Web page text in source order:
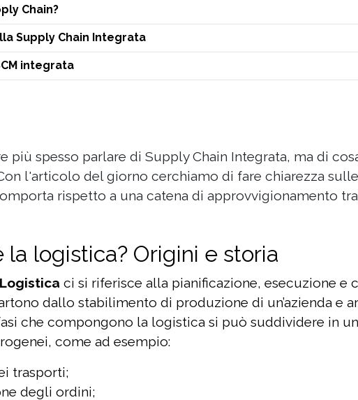
Chain?
Supply Chain Integrata
integrata
più spesso parlare di Supply Chain Integrata, ma di
l'articolo del giorno cerchiamo di fare chiarezza
rispetto a una catena di approvvigionamento
la logistica? Origini e storia
Logistica ci si riferisce alla pianificazione, esecuzione e
dallo stabilimento di produzione di un’azienda e
che compongono la logistica si può suddividere in
come ad esempio:
trasporti;
degli ordini;